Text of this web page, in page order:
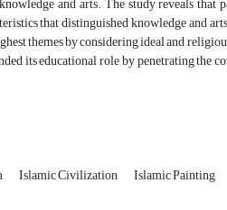
that distinguished knowledge and
themes by considering ideal and
its educational role by penetrating
Islamic Civilization Islamic Painting